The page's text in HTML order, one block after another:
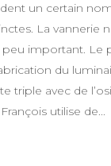
un certain
La vannerie
important. Le
du
triple avec de
utilise de...